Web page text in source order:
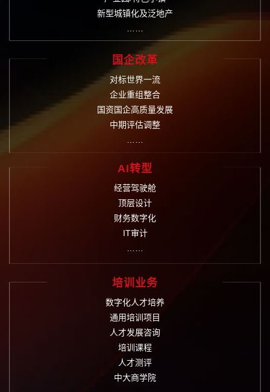
新型城镇化及泛地产
国企改革
对标世界一流
企业重组整合
国资国企高质量发展
中期评估调整
AI转型
经营驾驶舱
顶层设计
财务数字化
IT审计
培训业务
数字化人才培养
通用培训项目
人才发展咨询
培训课程
人才测评
中大商学院